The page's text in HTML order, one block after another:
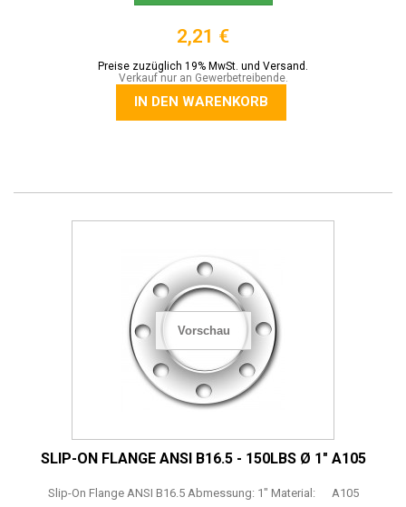
2,21 €
Preise zuzüglich 19% MwSt. und Versand.
Verkauf nur an Gewerbetreibende.
IN DEN WARENKORB
Vorschau
SLIP-ON FLANGE ANSI B16.5 - 150LBS Ø 1" A105
Slip-On Flange ANSI B16.5 Abmessung: 1" Material: A105